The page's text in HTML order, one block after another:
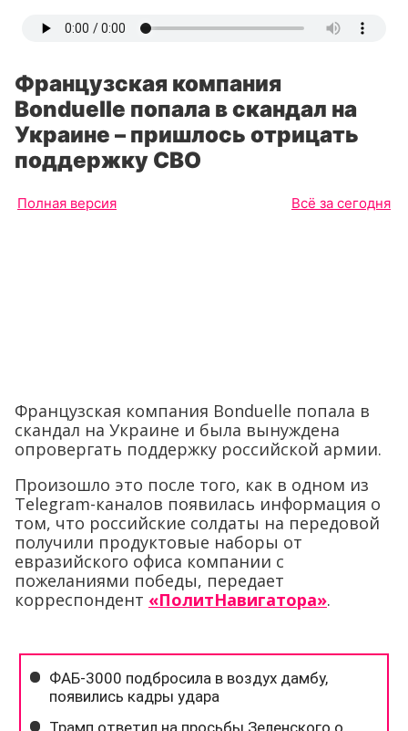
Французская компания
Bonduelle попала в скандал на
Украине – пришлось отрицать
поддержку СВО
Полная версия Всё за сегодня
Французская компания Bonduelle попала в
скандал на Украине и была вынуждена
опровергать поддержку российской армии.
Произошло это после того, как в одном из
Telegram-каналов появилась информация о
том, что российские солдаты на передовой
получили продуктовые наборы от
евразийского офиса компании с
пожеланиями победы, передает
корреспондент «ПолитНавигатора».